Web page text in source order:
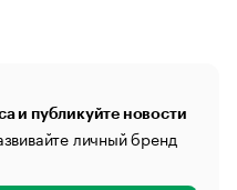
и публикуйте новости
личный бренд